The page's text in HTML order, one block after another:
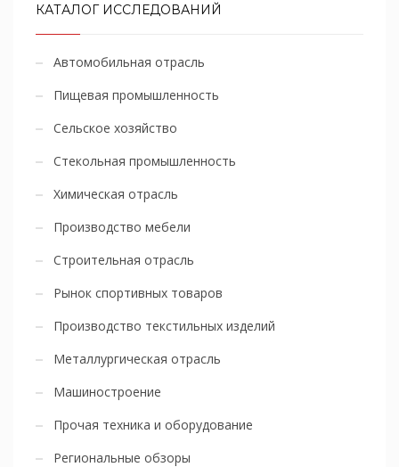
КАТАЛОГ ИССЛЕДОВАНИЙ
Автомобильная отрасль
Пищевая промышленность
Сельское хозяйство
Стекольная промышленность
Химическая отрасль
Производство мебели
Строительная отрасль
Рынок спортивных товаров
Производство текстильных изделий
Металлургическая отрасль
Машиностроение
Прочая техника и оборудование
Региональные обзоры